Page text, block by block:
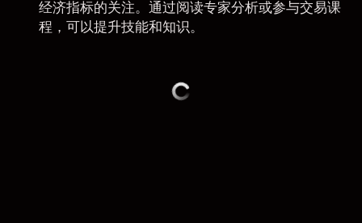
经济指标的关注。通过阅读专家分析或参与交易课
程，可以提升技能和知识。